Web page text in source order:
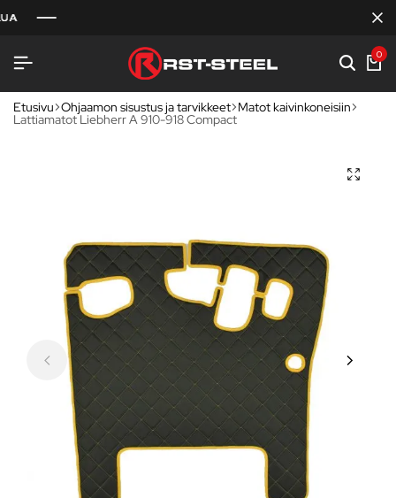
0
Etusivu Ohjaamon sisustus ja tarvikkeet Matot kaivinkoneisiin
Lattiamatot Liebherr A 910-918 Compact